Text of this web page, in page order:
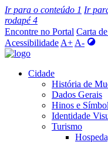
Ir para o conteúdo 1 Ir
rodapé4
Encontre no Portal Carta
Acessibilidade A+ A-
Cidade
História de
Dados Gerais
Hinos e
Identidade
Turismo